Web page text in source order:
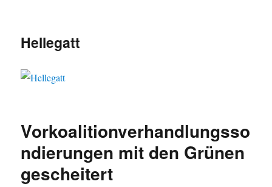
Hellegatt
Vorkoalitionverhandlungsso
ndierungen mit den Grünen
gescheitert